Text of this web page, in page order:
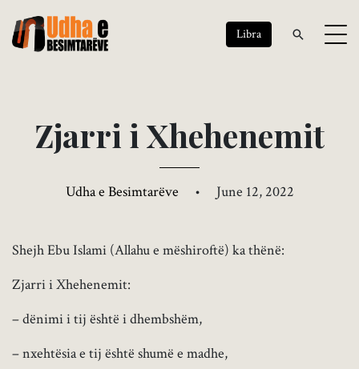
Libra
Zjarri i Xhehenemit
Udha e Besimtarëve • June 12, 2022
Shejh Ebu Islami (Allahu e mëshiroftë) ka thënë:
Zjarri i Xhehenemit:
– dënimi i tij është i dhembshëm,
– nxehtësia e tij është shumë e madhe,